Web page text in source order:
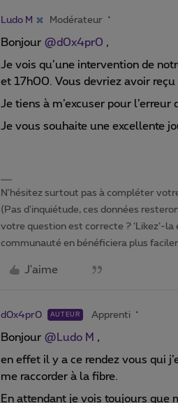
Ludo M Modérateur
Bonjour @d0x4pr0 ,
Je vois qu’une intervention de
et 17h00. Vous devriez avoir reçu
Je tiens à m’excuser pour l’erreur
Je vous souhaite une excellente
N'hésitez surtout pas à compléter
(Pas d'inquiétude, ces données
votre question est correcte ? ‘Likez’-la
communauté en bénéficiera plus
J'aime
d0x4pr0 AUTEUR Apprenti
Bonjour @Ludo M ,
en effet il y a ce rendez vous qui
me raccorder à la fibre.
En attendant je vois toujours que